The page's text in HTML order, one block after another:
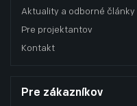
Aktuality a odborné články
Pre projektantov
Kontakt
Pre zákazníkov